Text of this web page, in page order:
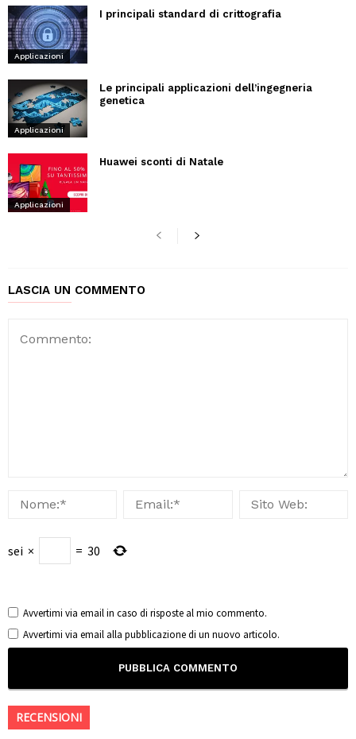
Applicazioni
I principali standard di crittografia
Applicazioni
Le principali applicazioni dell’ingegneria
genetica
Applicazioni
Huawei sconti di Natale
LASCIA UN COMMENTO
sei × = 30
Avvertimi via email in caso di risposte al mio commento.
Avvertimi via email alla pubblicazione di un nuovo articolo.
RECENSIONI